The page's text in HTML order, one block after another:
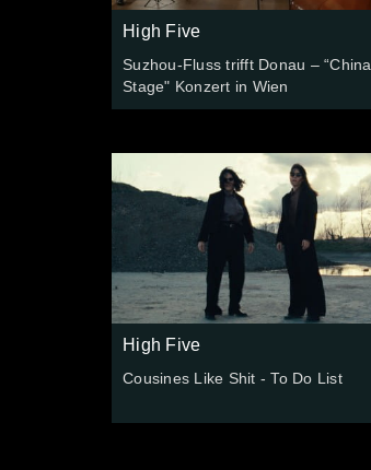
High Five
Suzhou-Fluss trifft Donau – “China
Stage" Konzert in Wien
High Five
Cousines Like Shit - To Do List